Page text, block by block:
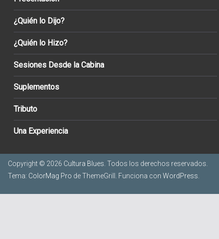
¿Quién lo Dijo?
¿Quién lo Hizo?
Sesiones Desde la Cabina
Suplementos
Tributo
Una Experiencia
Copyright © 2026 Cultura Blues. Todos los derechos reservados.
Tema: ColorMag Pro de ThemeGrill. Funciona con WordPress.